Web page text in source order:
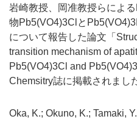
岩崎教授、岡准教授らによ
物Pb5(VO4)3Clと
について報告した論文「
transition mechanism of
Pb5(VO4)3Cl and
Chemsitry誌に掲載されまし
Oka, K.; Okuno, K.; Tamaki,